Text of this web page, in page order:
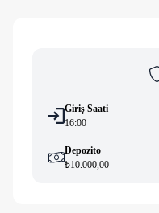
Giriş Saati
16:00
Depozito
₺10.000,00